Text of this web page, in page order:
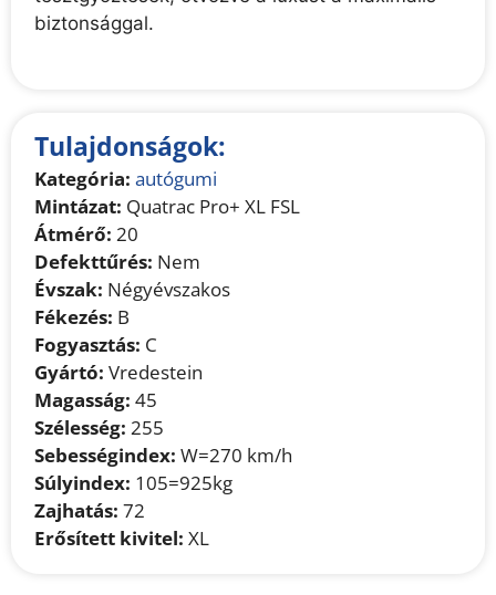
biztonsággal.
Tulajdonságok:
Kategória: autógumi
Mintázat: Quatrac Pro+ XL FSL
Átmérő: 20
Defekttűrés: Nem
Évszak: Négyévszakos
Fékezés: B
Fogyasztás: C
Gyártó: Vredestein
Magasság: 45
Szélesség: 255
Sebességindex: W=270 km/h
Súlyindex: 105=925kg
Zajhatás: 72
Erősített kivitel: XL